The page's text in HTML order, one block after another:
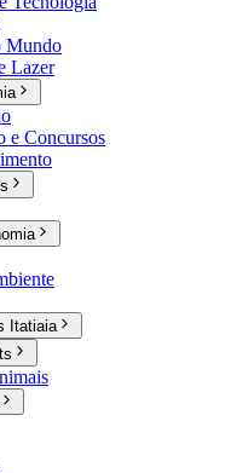
Mundo
Lazer
e Concursos
Itatiaia